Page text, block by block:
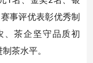
事评优表彰优秀制
、茶企坚守品质初
茶水平。